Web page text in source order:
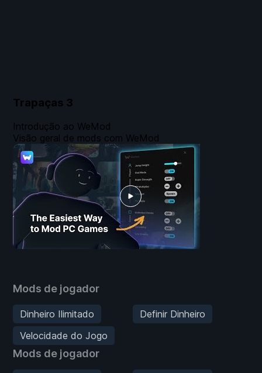
Trapaças 3
Mods de jogador
Dinheiro Ilimitado
Definir Dinheiro
Velocidade do Jogo
Mods de jogador
Introdução ao WeMod
Visão geral de mods com WeMod